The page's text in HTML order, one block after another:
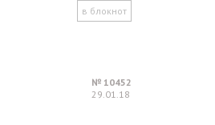
в блокнот
№ 10452
29.01.18